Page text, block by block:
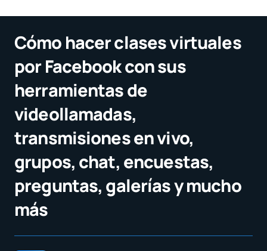
Cómo hacer clases virtuales
por Facebook con sus
herramientas de
videollamadas,
transmisiones en vivo,
grupos, chat, encuestas,
preguntas, galerías y mucho
más